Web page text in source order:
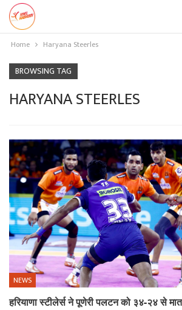
Home Haryana Steerles
BROWSING TAG
HARYANA STEERLES
NEWS
हरियाणा स्टीलेर्स ने पूणेरी पलटन को ३४-२४ से